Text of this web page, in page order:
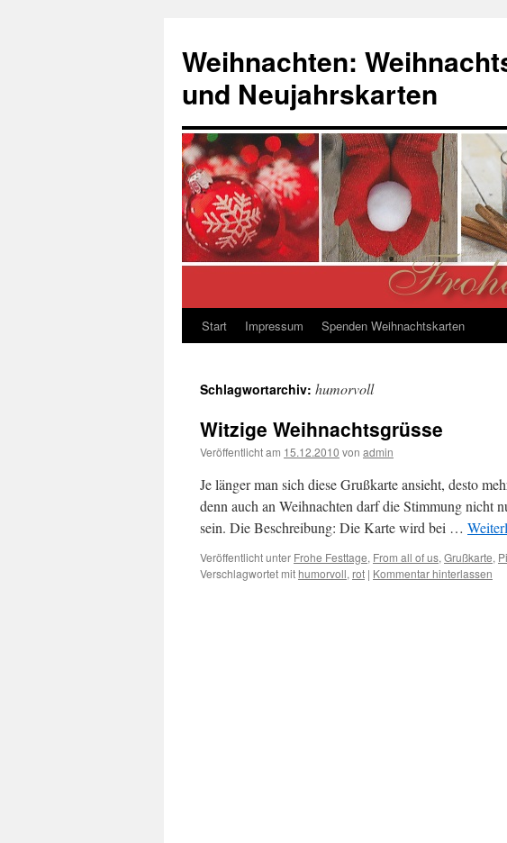
springen
Weihnachten:
und Neujahrskarten
Start Impressum Spenden Weihnachtskarten
Schlagwortarchiv: humorvoll
Witzige Weihnachtsgrüsse
Veröffentlicht am 15.12.2010 von admin
Je länger man sich diese Grußkarte ansieht, desto
denn auch an Weihnachten darf die Stimmung nicht
sein. Die Beschreibung: Die Karte wird bei …
Veröffentlicht unter Frohe Festtage, From all of us, Grußkarte,
Verschlagwortet mit humorvoll, rot | Kommentar hinterlassen